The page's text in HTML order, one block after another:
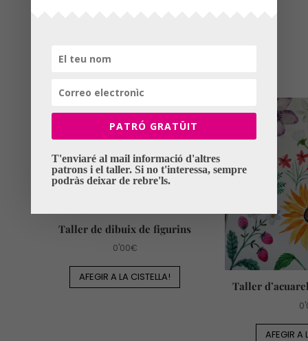
Taller de dibuix de figurins
0'00€
AFEGIR A LA CISTELLA!
Taller
AFEGIR A
PATRÓ GRATÜIT
T'enviaré al mail informació d'altres
patrons i el taller. Si no t'interessa, sempre
podràs deixar de rebre'ls.